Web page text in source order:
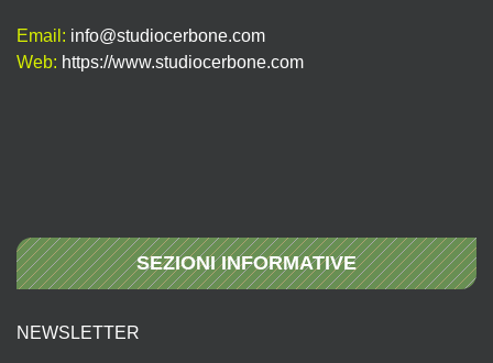
Email: info@studiocerbone.com
Web: https://www.studiocerbone.com
SEZIONI INFORMATIVE
NEWSLETTER